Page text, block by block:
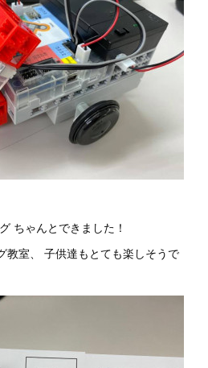
ちゃんとできました！
教室、 子供達もとても楽しそうで